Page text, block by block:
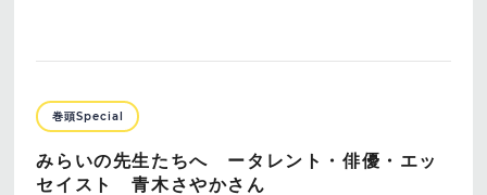
巻頭Special
みらいの先生たちへ ータレント・俳優・エッ
セイスト 青木さやかさん